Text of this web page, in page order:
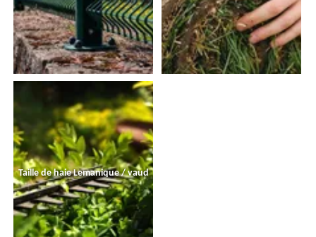
Taille de haie Lemanique / vaud